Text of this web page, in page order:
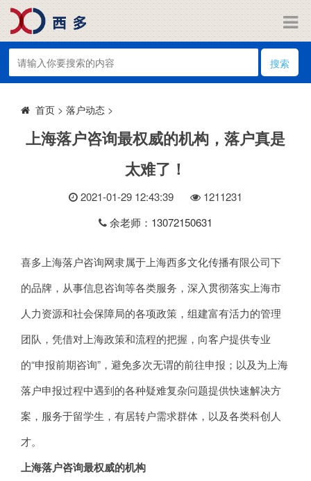
搜索
首页 > 落户动态 >
上海落户咨询最权威的机构，落户真是
太难了！
2021-01-29 12:43:39 1211231
余老师：13072150631
喜多上海落户咨询网隶属于上海西多文化传播有限公司下
的品牌，从事信息咨询等各类服务，深入贯彻落实上海市
人力资源和社会保障局的各项政策，组建富有活力的管理
团队，凭借对上海政策和流程的把握，向客户提供专业
的“申报前期咨询”，避免多次无谓的前往申报；以及为上海
落户申报过程中遇到的各种疑难复杂问题提供快速解决方
案，服务于留学生，有居转户需求群体，以及各类科创人
才。
上海落户咨询最权威的机构